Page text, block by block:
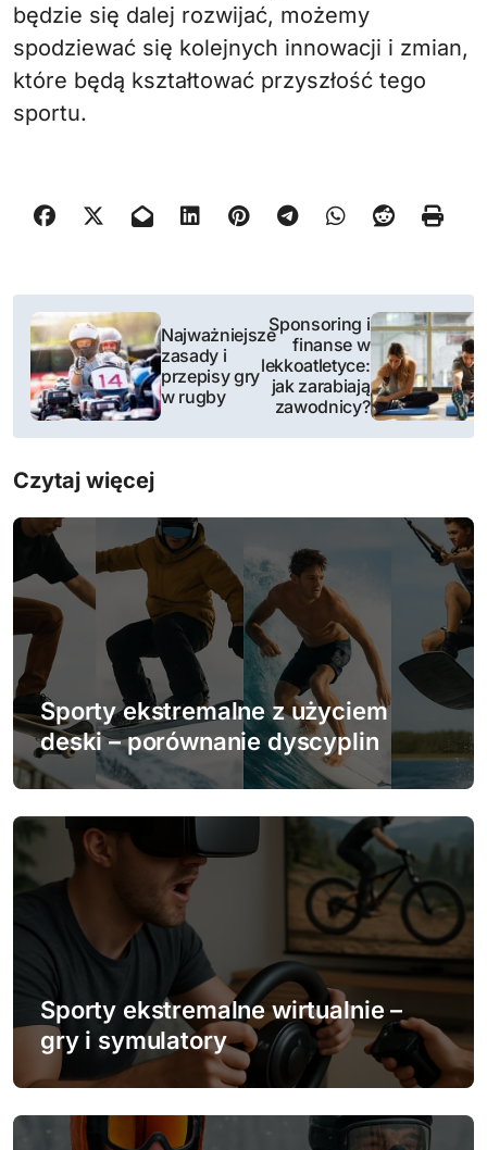
będzie się dalej rozwijać, możemy
spodziewać się kolejnych innowacji i zmian,
które będą kształtować przyszłość tego
sportu.
N
w
i
g
a
c
j
a
w
p
i
s
u
Najważniejsze
zasady i
przepisy gry
w rugby
Sponsoring i
finanse w
lekkoatletyce:
jak zarabiają
zawodnicy?
Czytaj więcej
Sporty ekstremalne z użyciem
deski – porównanie dyscyplin
Sporty ekstremalne wirtualnie –
gry i symulatory